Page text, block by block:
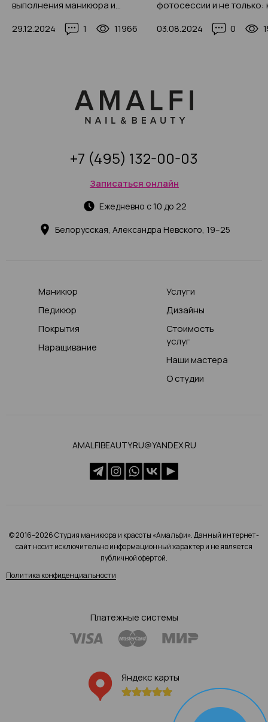
выполнения маникюра и
примеры
29.12.2024 1 11966
фотосессии и не только:
примерами)
03.08.2024 0
Белорусская, Александра Невского, 19–25
Ежедневно с 10 до 22
Записаться онлайн
+7 (495) 132-00-03
Маникюр
Педикюр
Покрытия
Наращивание
Услуги
Дизайны
Стоимость
услуг
Наши мастера
О студии
AMALFIBEAUTY.RU@YANDEX.RU
© 2016–2026 Студия маникюра и красоты «Амальфи». Данный интернет-
сайт носит исключительно информационный характер и не является
публичной офертой.
Политика конфиденциальности
Платежные системы
Яндекс карты